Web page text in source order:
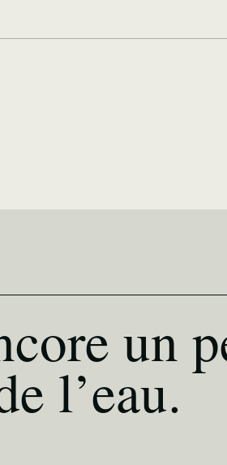
un
l’eau.